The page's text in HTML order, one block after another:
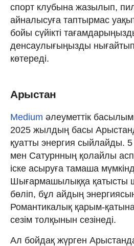
спорт клубына жазылып,
айналысуға таптырмас
бойы сүйікті
денсаулығыңызды нығайтып,
көтереді.
Арыстан
Medium әлеуметтік
2025 жылдың басы
қуатты энергия сыйлайды.
мен Сатурнның қолайлы
іске асыруға тамаша
Шығармашылыққа қатысты
бөліп, бұл айдың
Романтикалық қарым-
сезім толқынын сезінеді.
Ал бойдақ жүрген